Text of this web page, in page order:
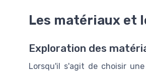
Les matériaux et
Exploration des
Lorsqu'il s'agit de choisir